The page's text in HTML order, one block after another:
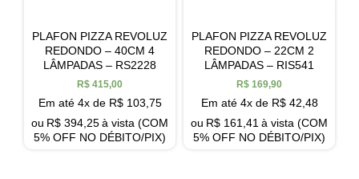
PLAFON PIZZA REVOLUZ
REDONDO – 40CM 4
LÂMPADAS – RS2228
R$ 415,00
Em até 4x de R$103,75
ou R$ 394,25à vista (COM
5% OFF NO DÉBITO/PIX)
PLAFON PIZZA REVOLUZ
REDONDO – 22CM 2
LÂMPADAS – RIS541
R$ 169,90
Em até 4x de R$42,48
ou R$ 161,41 à vista (COM
5% OFF NO DÉBITO/PIX)